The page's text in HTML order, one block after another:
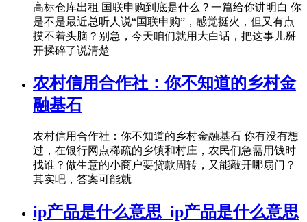
高标仓库出租 国联申购到底是什么？一篇给你讲明白 你
是不是最近总听人说“国联申购”，感觉挺火，但又有点
摸不着头脑？别急，今天咱们就用大白话，把这事儿掰
开揉碎了说清楚
农村信用合作社：你不知道的乡村金
融基石
农村信用合作社：你不知道的乡村金融基石 你有没有想
过，在银行网点稀疏的乡镇和村庄，农民们急需用钱时
找谁？做生意的小商户要贷款周转，又能敲开哪扇门？
其实吧，答案可能就
ip产品是什么意思_ip产品是什么意思